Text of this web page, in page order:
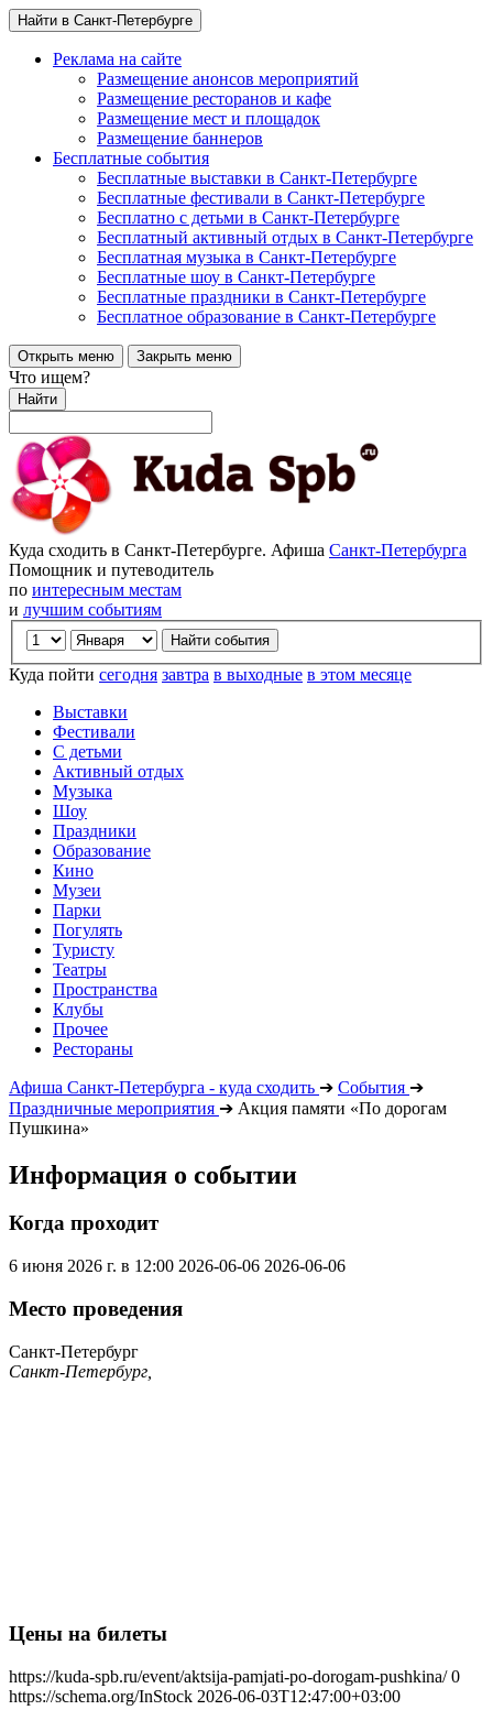
Найти в Санкт-Петербурге
Реклама на сайте
Размещение анонсов мероприятий
Размещение ресторанов и кафе
Размещение мест и площадок
Размещение баннеров
Бесплатные события
Бесплатные выставки в Санкт-Петербурге
Бесплатные фестивали в Санкт-Петербурге
Бесплатно с детьми в Санкт-Петербурге
Бесплатный активный отдых в Санкт-Петербурге
Бесплатная музыка в Санкт-Петербурге
Бесплатные шоу в Санкт-Петербурге
Бесплатные праздники в Санкт-Петербурге
Бесплатное образование в Санкт-Петербурге
Открыть меню Закрыть меню
Что ищем?
Найти
Куда сходить в Санкт-Петербурге. Афиша Санкт-Петербурга
Помощник и путеводитель
по интересным местам
и лучшим событиям
Куда пойти сегодня завтра в выходные в этом месяце
Выставки
Фестивали
С детьми
Активный отдых
Музыка
Шоу
Праздники
Образование
Кино
Музеи
Парки
Погулять
Туристу
Театры
Пространства
Клубы
Прочее
Рестораны
Афиша Санкт-Петербурга - куда сходить ➔ События ➔
Праздничные мероприятия ➔ Акция памяти «По дорогам
Пушкина»
Информация о событии
Когда проходит
6 июня 2026 г. в 12:00 2026-06-06 2026-06-06
Место проведения
Санкт-Петербург
Санкт-Петербург,
Цены на билеты
https://kuda-spb.ru/event/aktsija-pamjati-po-dorogam-pushkina/ 0
https://schema.org/InStock 2026-06-03T12:47:00+03:00